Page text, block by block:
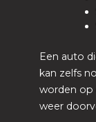
Een auto
kan zelfs
worden op
weer